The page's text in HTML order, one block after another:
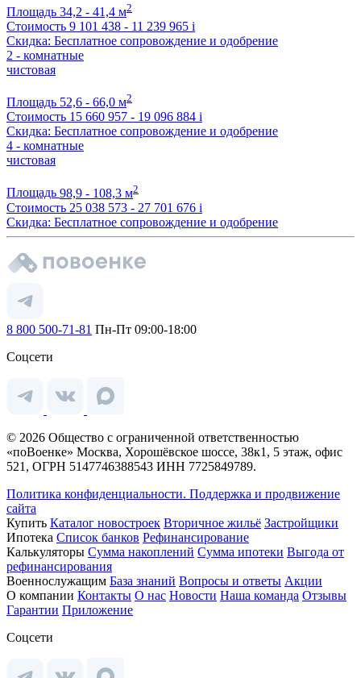
Площадь 34,2 - 41,4 м2
Стоимость 9 101 438 - 11 239 965 i
Скидка: Бесплатное сопровождение и одобрение
2 - комнатные
чистовая
Площадь 52,6 - 66,0 м2
Стоимость 15 660 957 - 19 096 884 i
Скидка: Бесплатное сопровождение и одобрение
4 - комнатные
чистовая
Площадь 98,9 - 108,3 м2
Стоимость 25 038 573 - 27 701 676 i
Скидка: Бесплатное сопровождение и одобрение
8 800 500-71-81 Пн-Пт 09:00-18:00
Соцсети
© 2026 Общество с ограниченной ответственностью
«поВоенке» Москва, Хорошёвское шоссе, 38к1, 5 этаж, офис
521, ОГРН 5147746388543 ИНН 7725849789.
Политика конфиденциальности. Поддержка и продвижение
сайта
Купить Каталог новостроек Вторичное жильё Застройщики
Ипотека Список банков Рефинансирование
Калькуляторы Сумма накоплений Сумма ипотеки Выгода от
рефинансирования
Военнослужащим База знаний Вопросы и ответы Акции
О компании Контакты О нас Новости Наша команда Отзывы
Гарантии Приложение
Соцсети